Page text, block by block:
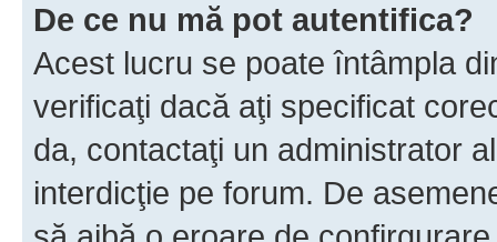
De ce nu mă pot autentifica?
Acest lucru se poate întâmpla
verificaţi dacă aţi specificat
da, contactaţi un administrator
interdicţie pe forum. De